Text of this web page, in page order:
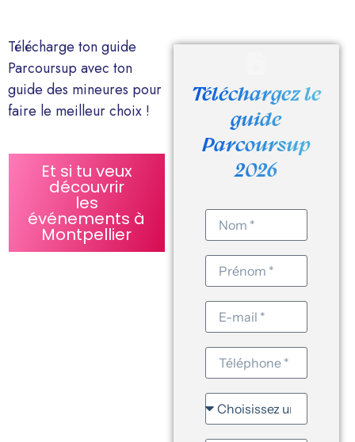
Télécharge ton guide
Parcoursup avec ton
guide des mineures pour
faire le meilleur choix !
Et si tu veux
découvrir
les
événements à
Montpellier
Téléchargez le
guide
Parcoursup
2026